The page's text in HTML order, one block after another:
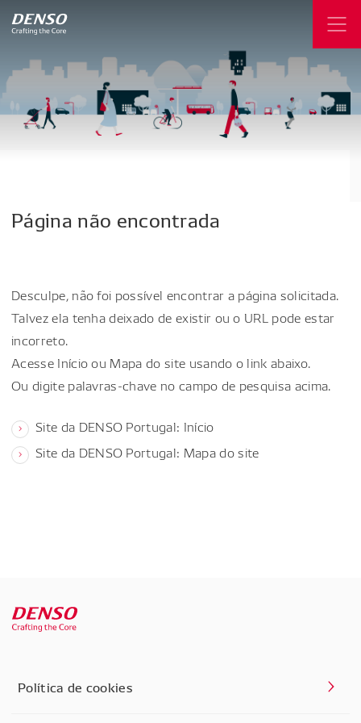
Página não encontrada
Desculpe, não foi possível encontrar a página solicitada.
Talvez ela tenha deixado de existir ou o URL pode estar
incorreto.
Acesse Início ou Mapa do site usando o link abaixo.
Ou digite palavras-chave no campo de pesquisa acima.
Site da DENSO Portugal: Início
Site da DENSO Portugal: Mapa do site
Política de cookies